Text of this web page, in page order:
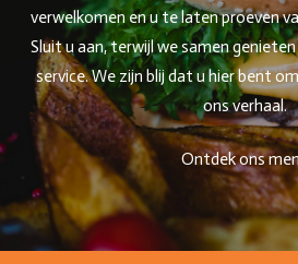
verwelkomen en u te laten proeven
Sluit u aan, terwijl we samen
service. We zijn blij dat u hier bent
ons verhaal.
Ontdek ons